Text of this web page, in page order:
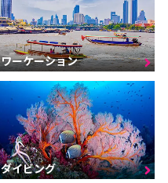
ワーケーション
ダイビング